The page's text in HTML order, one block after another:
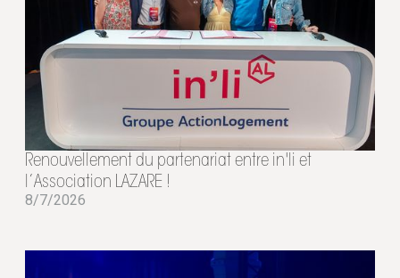
Renouvellement du partenariat entre in'li et
l’Association LAZARE !
8/7/2026